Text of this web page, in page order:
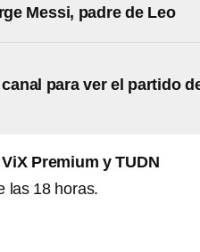
Messi, padre de Leo
para ver el partido
Premium y TUDN
las 18 horas.